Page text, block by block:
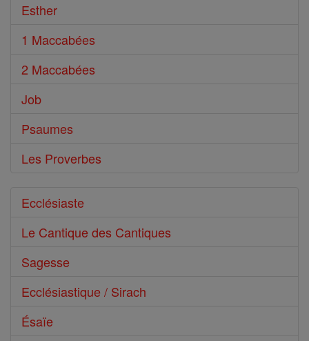
Esther
1 Maccabées
2 Maccabées
Job
Psaumes
Les Proverbes
Ecclésiaste
Le Cantique des Cantiques
Sagesse
Ecclésiastique / Sirach
Ésaïe